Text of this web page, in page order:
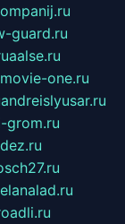
guard.ru
aalse.ru
movie-one.ru
andreislyusar.ru
grom.ru